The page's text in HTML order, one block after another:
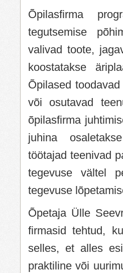
Õpilasfirma
tegutsemise
valivad toote,
koostatakse
Õpilased
või osutavad
õpilasfirma
juhina
töötajad teenivad
tegevuse vältel
tegevuse
Õpetaja Ülle
firmasid tehtud,
selles, et alles
praktiline või